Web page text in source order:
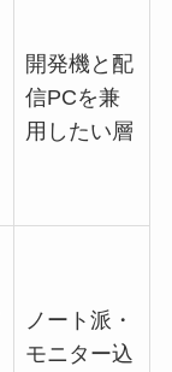
開発機と配
信PCを兼
用したい層
ノート派・
モニター込